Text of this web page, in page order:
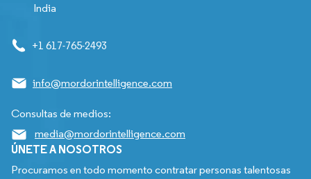
India
+1 617-765-2493
info@mordorintelligence.com
Consultas de medios:
media@mordorintelligence.com
ÚNETE A NOSOTROS
Procuramos en todo momento contratar personas talentosas